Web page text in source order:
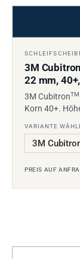
3M
22 mm,
3M CubitronTM
Korn 40+.
VARIANTE
PREIS AUF